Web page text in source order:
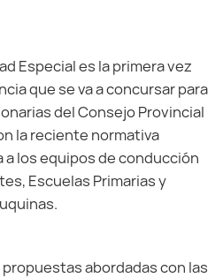
Especial es la primera vez
que se va a concursar para
del Consejo Provincial
la reciente normativa
a los equipos de conducción
Escuelas Primarias y
abordadas con las